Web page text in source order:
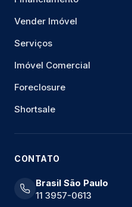
Vender Imóvel
Serviços
Imóvel Comercial
Foreclosure
Shortsale
CONTATO
Brasil São Paulo
11 3957-0613